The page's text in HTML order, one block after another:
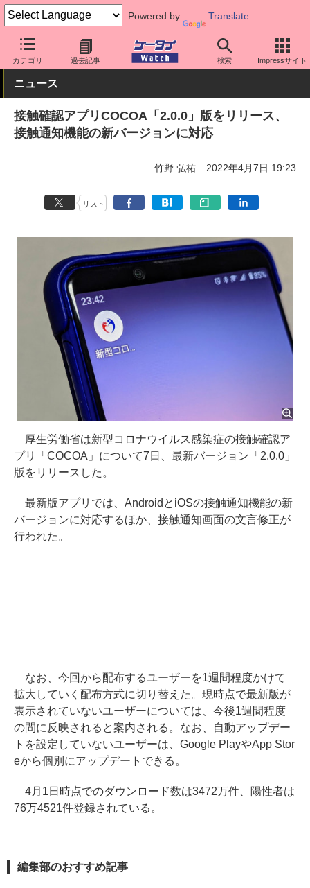
Powered by Translate
カテゴリ 過去記事 検索 Impressサイト
ケータイ Watch アプリ・サービス 災害・防災
ニュース
接触確認アプリCOCOA「2.0.0」版をリリース、
接触通知機能の新バージョンに対応
竹野 弘祐 2022年4月7日 19:23
リスト
厚生労働省は新型コロナウイルス感染症の接触確認ア
プリ「COCOA」について7日、最新バージョン「2.0.0」
版をリリースした。
最新版アプリでは、AndroidとiOSの接触通知機能の新
バージョンに対応するほか、接触通知画面の文言修正が
行われた。
なお、今回から配布するユーザーを1週間程度かけて
拡大していく配布方式に切り替えた。現時点で最新版が
表示されていないユーザーについては、今後1週間程度
の間に反映されると案内される。なお、自動アップデー
トを設定していないユーザーは、Google PlayやApp Stor
eから個別にアップデートできる。
4月1日時点でのダウンロード数は3472万件、陽性者は
76万4521件登録されている。
編集部のおすすめ記事